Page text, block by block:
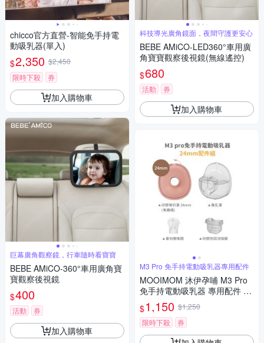
chicco官方直營-智能免手持電
動吸乳器(單入)
$2,350 $2,450
限時下殺
券
加入購物車
巨幕廣角觀察鏡，行車隨時看寶寶
BEBE AMiCO-360°車用廣角寶
寶觀察後視鏡
$400
活動 券
加入購物車
科技導光廣角鏡面，夜間守護更安心
BEBE AMiCO-LED360°車用廣
角寶寶觀察後視鏡(無線遙控)
$680
活動 券
加入購物車
M3 Pro 免手持電動吸乳器專用配件
MOOIMOM 沐伊孕哺 M3 Pro
免手持電動吸乳器 專用配件 配
件組-多款可選
$1,150 $1,250
限時下殺
券